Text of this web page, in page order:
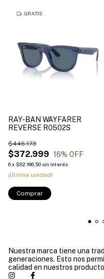
GRATIS
RAY-BAN WAYFARER
REVERSE R0502S
$372.999
$446.173
16% OFF
6x $62.166,50 sin interés
¡Última unidad!
Comprar
Nuestra marca tiene una
generaciones. Esto nos
calidad en nuestros